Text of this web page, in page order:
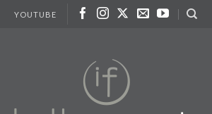
YOUTUBE